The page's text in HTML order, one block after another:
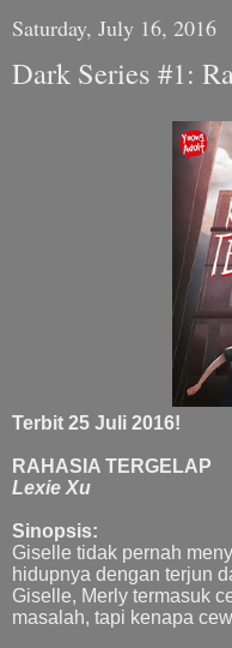
Saturday, July 16, 2016
Dark Series #1:
Terbit 25 Juli 2016!
RAHASIA TERGELAP
Lexie Xu
Sinopsis:
Giselle tidak pernah
hidupnya dengan terjun
Giselle, Merly termasuk
masalah, tapi kenapa